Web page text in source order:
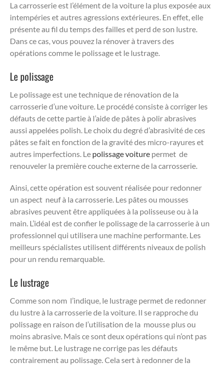
La carrosserie est l’élément de la voiture la plus exposée aux
intempéries et autres agressions extérieures. En effet, elle
présente au fil du temps des failles et perd de son lustre.
Dans ce cas, vous pouvez la rénover à travers des
opérations comme le polissage et le lustrage.
Le polissage
Le polissage est une technique de rénovation de la
carrosserie d’une voiture. Le procédé consiste à corriger les
défauts de cette partie à l’aide de pâtes à polir abrasives
aussi appelées polish. Le choix du degré d’abrasivité de ces
pâtes se fait en fonction de la gravité des micro-rayures et
autres imperfections. Le polissage voiture permet de
renouveler la première couche externe de la carrosserie.
Ainsi, cette opération est souvent réalisée pour redonner
un aspect neuf à la carrosserie. Les pâtes ou mousses
abrasives peuvent être appliquées à la polisseuse ou à la
main. L’idéal est de confier le polissage de la carrosserie à un
professionnel qui utilisera une machine performante. Les
meilleurs spécialistes utilisent différents niveaux de polish
pour un rendu remarquable.
Le lustrage
Comme son nom l’indique, le lustrage permet de redonner
du lustre à la carrosserie de la voiture. Il se rapproche du
polissage en raison de l’utilisation de la mousse plus ou
moins abrasive. Mais ce sont deux opérations qui n’ont pas
le même but. Le lustrage ne corrige pas les défauts
contrairement au polissage. Cela sert à redonner de la